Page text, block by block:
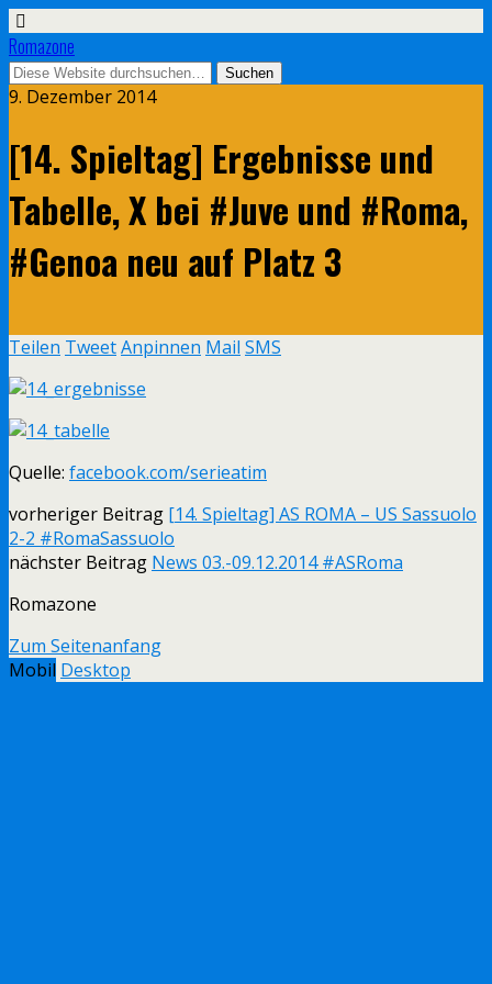
Romazone
9. Dezember 2014
[14. Spieltag] Ergebnisse und
Tabelle, X bei #Juve und #Roma,
#Genoa neu auf Platz 3
Teilen TweetAnpinnen Mail SMS
Quelle: facebook.com/serieatim
vorheriger Beitrag [14. Spieltag] AS ROMA – US Sassuolo
2-2 #RomaSassuolo
nächster Beitrag News 03.-09.12.2014 #ASRoma
Romazone
Zum Seitenanfang
Mobil Desktop